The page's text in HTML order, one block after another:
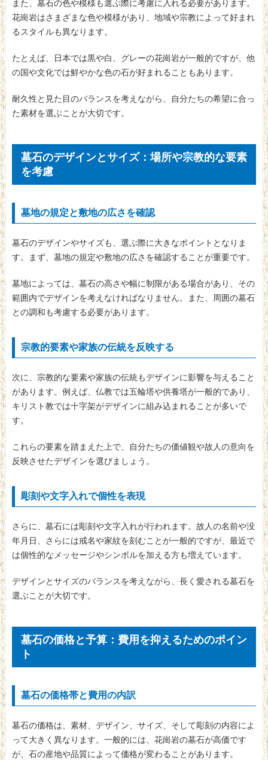
また、墓石の色や模様も選ぶ際に考慮に入れる必要があります。
花崗岩はさまざまな色や模様があり、地域や宗教によって好まれ
るスタイルも異なります。
たとえば、日本では黒や白、グレーの花崗岩が一般的ですが、他
の国や文化では鮮やかな色の石が好まれることもあります。
耐久性と見た目のバランスを考えながら、自分たちの希望に合っ
た素材を選ぶことが大切です。
墓石のデザインとサイズ：場所や宗教的な要素
を考慮
墓地の規定と敷地の広さを確認
墓石のデザインやサイズも、選ぶ際に大きなポイントとなりま
す。まず、墓地の規定や敷地の広さを確認することが重要です。
墓地によっては、墓石の高さや幅に制限がある場合があり、その
範囲内でデザインを考えなければなりません。また、周囲の墓石
との調和も考慮する必要があります。
宗教的要素や家族の伝統を反映する
次に、宗教的な要素や家族の伝統もデザインに影響を与えること
があります。例えば、仏教では五輪塔や供養塔が一般的であり、
キリスト教では十字架がデザインに組み込まれることが多いで
す。
これらの要素を踏まえた上で、自分たちの価値観や故人の意向を
反映させたデザインを選びましょう。
彫刻や文字入れで個性を表現
さらに、墓石には彫刻や文字入れが行われます。故人の名前や没
年月日、さらには戒名や家紋を刻むことが一般的ですが、最近で
は個性的なメッセージやシンボルを加える方も増えています。
デザインとサイズのバランスを考えながら、長く愛される墓石を
選ぶことが大切です。
墓石の価格と予算：費用を抑えるためのポイン
ト
墓石の価格帯と費用の内訳
墓石の価格は、素材、デザイン、サイズ、そして彫刻の内容によ
って大きく異なります。一般的には、花崗岩の墓石が高価です
が、石の産地や品質によって価格が変わることがあります。